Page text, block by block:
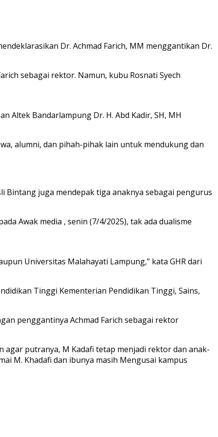
Dr. Achmad Farich, MM menggantikan Dr.
sebagai rektor. Namun, kubu Rosnati Syech
Altek Bandarlampung Dr. H. Abd Kadir, SH, MH
alumni, dan pihah-pihak lain untuk mendukung dan
Bintang juga mendepak tiga anaknya sebagai pengurus
Awak media , senin (7/4/2025), tak ada dualisme
Universitas Malahayati Lampung,” kata GHR dari
Tinggi Kementerian Pendidikan Tinggi, Sains,
penggantinya Achmad Farich sebagai rektor
putranya, M Kadafi tetap menjadi rektor dan anak-
M. Khadafi dan ibunya masih Mengusai kampus